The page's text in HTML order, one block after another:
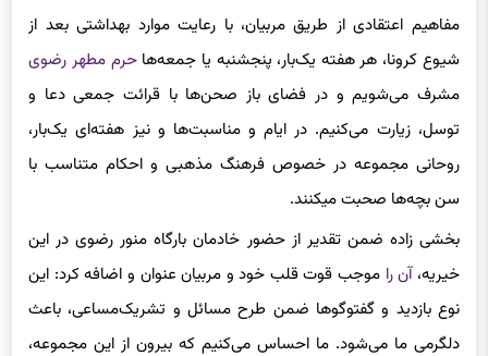
وی اضافه می‌کند: برای رشد ابعاد معنوی بچه‎هایمان در کنار انتقال
مفاهیم اعتقادی از طریق مربیان، با رعایت موارد بهداشتی بعد از
شیوع کرونا، هر هفته یک‌بار، پنجشنبه یا جمعه‌هاحرم مطهر رضوی
مشرف می‌شویم و در فضای باز صحن‌ها با قرائت جمعی دعا و
توسل، زیارت می‌کنیم. در ایام و مناسبت‌ها و نیز هفته‌ای یک‌بار،
روحانی مجموعه در خصوص فرهنگ مذهبی و احکام متناسب با
سن بچه‌ها صحبت می‎کنند.
بخشی زاده ضمن تقدیر از حضور خادمان بارگاه منور رضوی در این
خیریه،آن راموجب قوت قلب خود و مربیان عنوان و اضافه کرد: این
نوع بازدید و گفت‎وگوها ضمن طرح مسائل و تشریک‌مساعی، باعث